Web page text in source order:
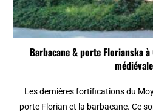
Barbacane & porte Florianska
Les dernières fortifications du
porte Florian et la barbacane. Ce